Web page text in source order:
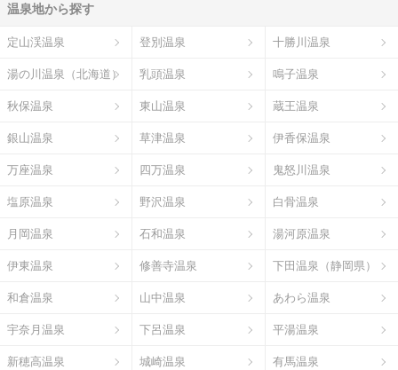
温泉地から探す
定山渓温泉 登別温泉 十勝川温泉
湯の川温泉（北海道） 乳頭温泉 鳴子温泉
秋保温泉 東山温泉 蔵王温泉
銀山温泉 草津温泉 伊香保温泉
万座温泉 四万温泉 鬼怒川温泉
塩原温泉 野沢温泉 白骨温泉
月岡温泉 石和温泉 湯河原温泉
伊東温泉 修善寺温泉 下田温泉（静岡県）
和倉温泉 山中温泉 あわら温泉
宇奈月温泉 下呂温泉 平湯温泉
新穂高温泉 城崎温泉 有馬温泉